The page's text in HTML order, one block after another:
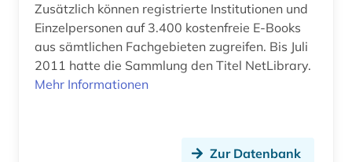
abraham (1)
abraham geiger kolle (1)
abraum (1)
Japan (32)
Jugoslawien (21)
Kanada (82)
Zusätzlich können registrierte Institutionen und
Einzelpersonen auf 3.400 kostenfreie E-Books
aus sämtlichen Fachgebieten zugreifen. Bis Juli
2011 hatte die Sammlung den Titel NetLibrary.
Mehr Informationen
Zur Datenbank